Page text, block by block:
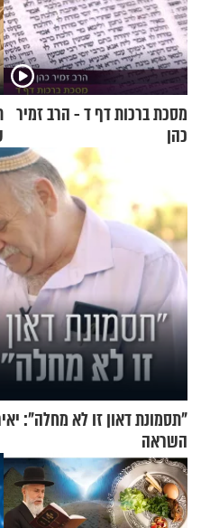
מסכת ברכות דף ד - הרב זמיר
כהן
"תסמונת דאון זו לא מחלה":
השראה